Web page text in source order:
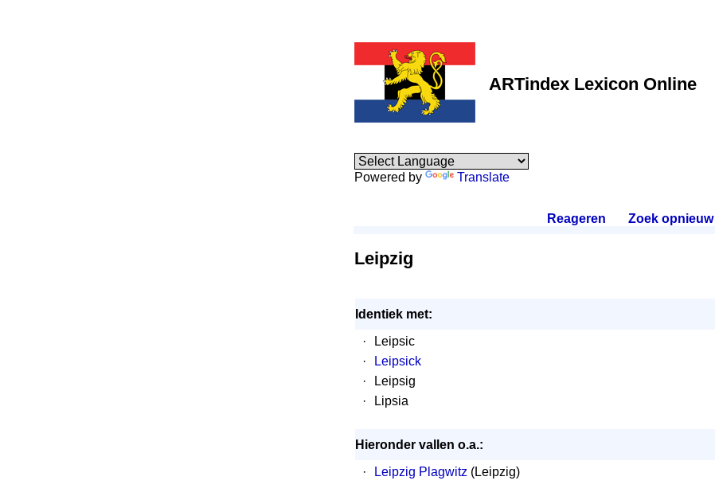
ARTindex Lexicon Online
Powered by Translate
Reageren Zoek opnieuw.
Leipzig
Identiek met:
·
Leipsic
·
Leipsick
·
Leipsig
·
Lipsia
Hieronder vallen o.a.:
·
Leipzig Plagwitz (Leipzig)